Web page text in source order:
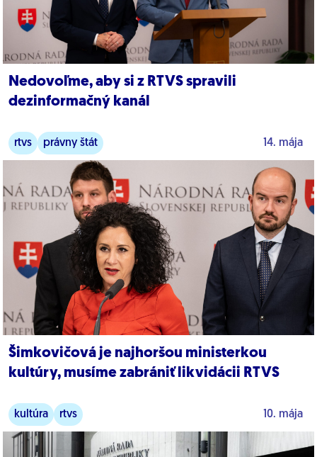
Nedovoľme, aby si z RTVS spravili
dezinformačný kanál
rtvs právny štát 14. mája
Šimkovičová je najhoršou ministerkou
kultúry, musíme zabrániť likvidácii RTVS
kultúra rtvs 10. mája